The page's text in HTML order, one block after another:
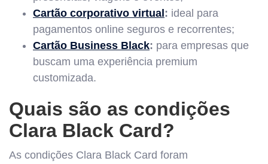
Cartão corporativo virtual: ideal para
pagamentos online seguros e recorrentes;
Cartão Business Black: para empresas que
buscam uma experiência premium
customizada.
Quais são as condições
Clara Black Card?
As condições Clara Black Card foram